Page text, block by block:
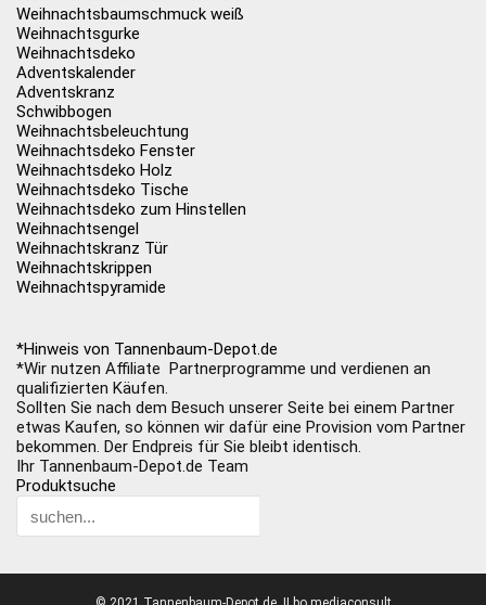
Weihnachtsbaumschmuck weiß
Weihnachtsgurke
Weihnachtsdeko
Adventskalender
Adventskranz
Schwibbogen
Weihnachtsbeleuchtung
Weihnachtsdeko Fenster
Weihnachtsdeko Holz
Weihnachtsdeko Tische
Weihnachtsdeko zum Hinstellen
Weihnachtsengel
Weihnachtskranz Tür
Weihnachtskrippen
Weihnachtspyramide
*Hinweis von Tannenbaum-Depot.de
*Wir nutzen Affiliate Partnerprogramme und verdienen an
qualifizierten Käufen.
Sollten Sie nach dem Besuch unserer Seite bei einem Partner
etwas Kaufen, so können wir dafür eine Provision vom Partner
bekommen. Der Endpreis für Sie bleibt identisch.
Ihr Tannenbaum-Depot.de Team
Produktsuche